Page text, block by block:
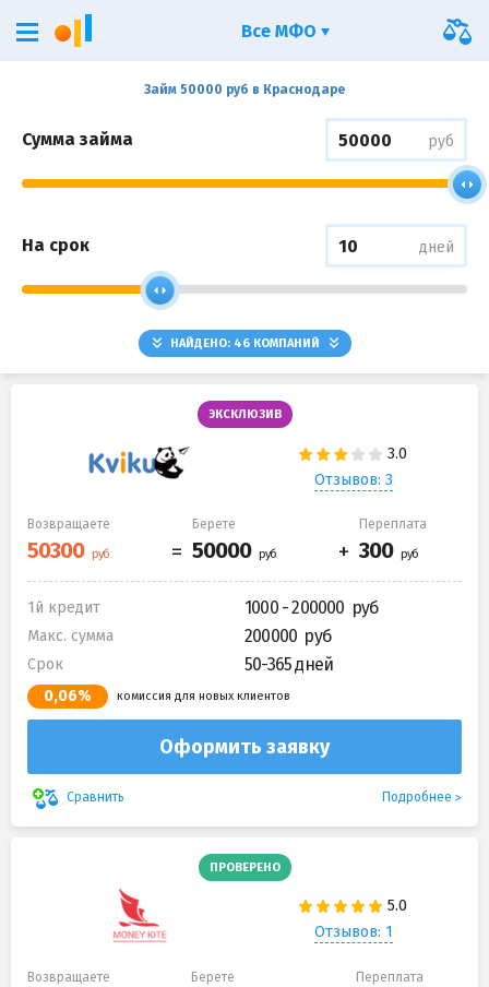
Займ 50000 руб в Краснодаре
Сумма займа руб
На срок дней
НАЙДЕНО: 46КОМПАНИЙ
ЭКСКЛЮЗИВ
Отзывов: 3
Возвращаете Берете Переплата
1й кредит 1000 - 200000
Макс. сумма 200000
Срок 50-365 дней
0,06% комиссия для новых клиентов
Оформить заявку
Сравнить Подробнее
ПРОВЕРЕНО
Отзывов: 1
Возвращаете Берете Переплата
Все МФО